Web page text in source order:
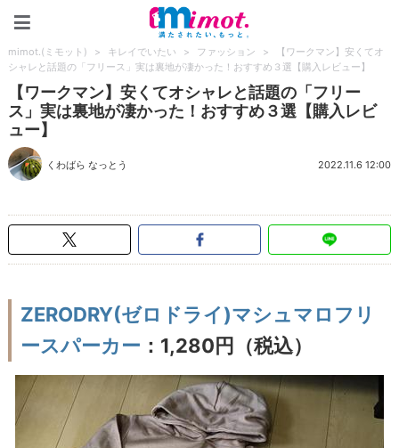
mimot.(ミモット) > キレイでいたい > ファッション >
【ワークマン】安くてオ
シャレと話題の「フリース」実は裏地が凄かった！おすすめ３選【購入レビュー】
【ワークマン】安くてオシャレと話題の「フリー
ス」実は裏地が凄かった！おすすめ３選【購入レビ
ュー】
くわばら なっとう 2022.11.6 12:00
ZERODRY(ゼロドライ)マシュマロフリ
ースパーカー ：1,280円（税込）